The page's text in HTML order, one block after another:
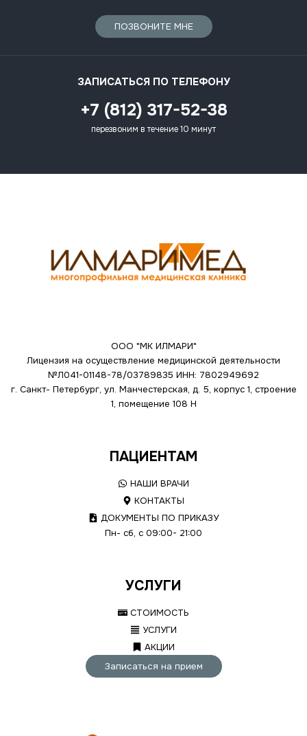
ПОЗВОНИТЕ МНЕ
ЗАПИСАТЬСЯ ПО ТЕЛЕФОНУ
+7 (812) 317-52-38
перезвоним в течение 10 минут
ООО "МК ИЛМАРИ"
Лицензия на осуществление медицинской деятельности
№Л041-01148-78/03789835 ИНН: 7802949692
г. Санкт- Петербург, ул. Манчестерская, д. 5, корпус 1, строение
1, помещение 108 Н
ПАЦИЕНТАМ
НАШИ ВРАЧИ
КОНТАКТЫ
ДОКУМЕНТЫ ПО ПРИКАЗУ
Пн- сб, с 09:00- 21:00
УСЛУГИ
СТОИМОСТЬ
УСЛУГИ
АКЦИИ
Записаться на прием